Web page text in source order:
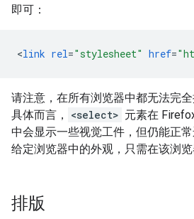
即可：
<link rel="stylesheet" href=
请注意，在所有浏览器中都无法完全
具体而言，
<select> 元素在
中会显示一些视觉工件，但仍能正
给定浏览器中的外观，只需在该浏览
排版